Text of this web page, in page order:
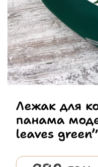
Лежак для
панама
leaves green”